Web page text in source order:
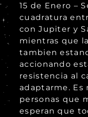
15 de Enero –
cuadratura
con Jupiter y
mientras que
tambien
accionando
resistencia al
adaptarme. Es
personas que
esperan que